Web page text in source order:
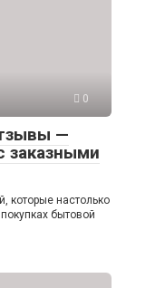
0
—
заказными
которые настолько
бытовой